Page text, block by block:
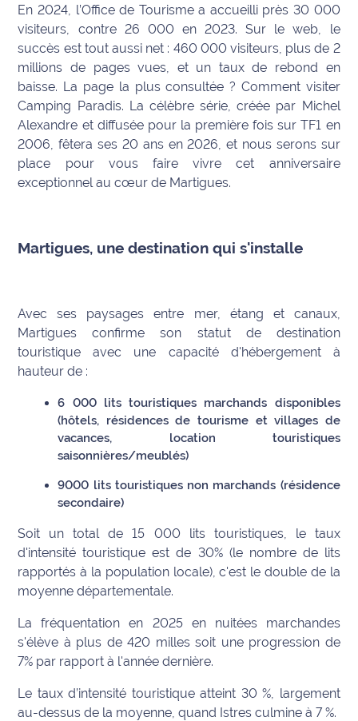
Défense
Municipales
2026
Contenus
Partenaires
L'invité(e)
Coup de
Fil
rouge
Maritima
de Jeff
club
Coachs
Maritima
Bon
sortie
Nous
contacter
En 2024, l’Office de Tourisme a accueilli près 30 000
visiteurs, contre 26 000 en 2023. Sur le web, le
succès est tout aussi net : 460 000 visiteurs, plus de 2
millions de pages vues, et un taux de rebond en
baisse. La page la plus consultée ? Comment visiter
Camping Paradis. La célèbre série, créée par Michel
Alexandre et diffusée pour la première fois sur TF1 en
2006, fêtera ses 20 ans en 2026, et nous serons sur
place pour vous faire vivre cet anniversaire
exceptionnel au cœur de Martigues.
Martigues, une destination qui s'installe
Avec ses paysages entre mer, étang et canaux,
Martigues confirme son statut de destination
touristique avec une capacité d'hébergement à
hauteur de :
6 000 lits touristiques marchands disponibles
(hôtels, résidences de tourisme et villages de
vacances, location touristiques
saisonnières/meublés)
9000 lits touristiques non marchands (résidence
secondaire)
Soit un total de 15 000 lits touristiques, le taux
d'intensité touristique est de 30% (le nombre de lits
rapportés à la population locale), c'est le double de la
moyenne départementale.
La fréquentation en 2025 en nuitées marchandes
s'élève à plus de 420 milles soit une progression de
7% par rapport à l'année dernière.
Le taux d’intensité touristique atteint 30 %, largement
au-dessus de la moyenne, quand Istres culmine à 7 %.